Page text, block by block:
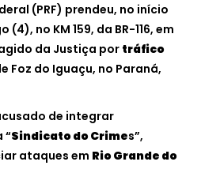
(PRF) prendeu, no início
no KM 159, da BR-116, em
da Justiça por tráfico
Foz do Iguaçu, no Paraná,
de integrar
“Sindicato do Crimes”,
ataques em Rio Grande do